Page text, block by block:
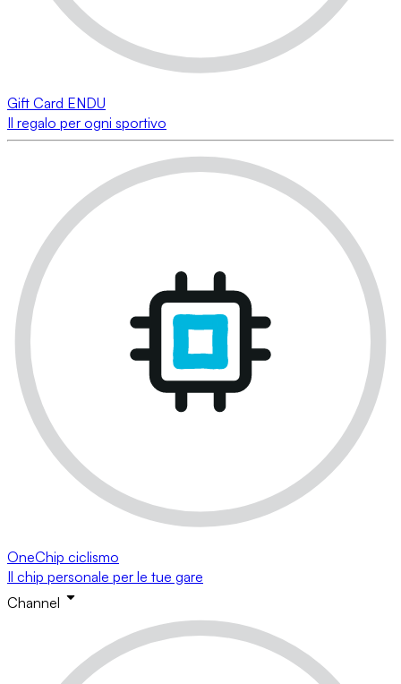
Gift Card ENDU
Il regalo per ogni sportivo
OneChip ciclismo
Il chip personale per le tue gare
Channel